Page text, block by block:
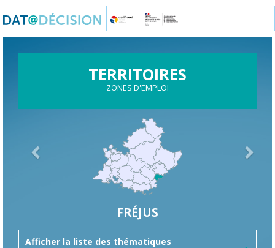
TERRITOIRES
ZONES D'EMPLOI
FRÉJUS
Afficher la liste des thématiques
Panneau de gestion des cookies